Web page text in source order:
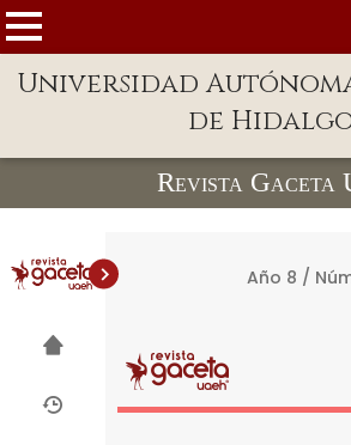
Enlaces
Patronato
Publicaciones en línea
Acreditación
Universidad
de
Revista Gaceta
Año 8 /